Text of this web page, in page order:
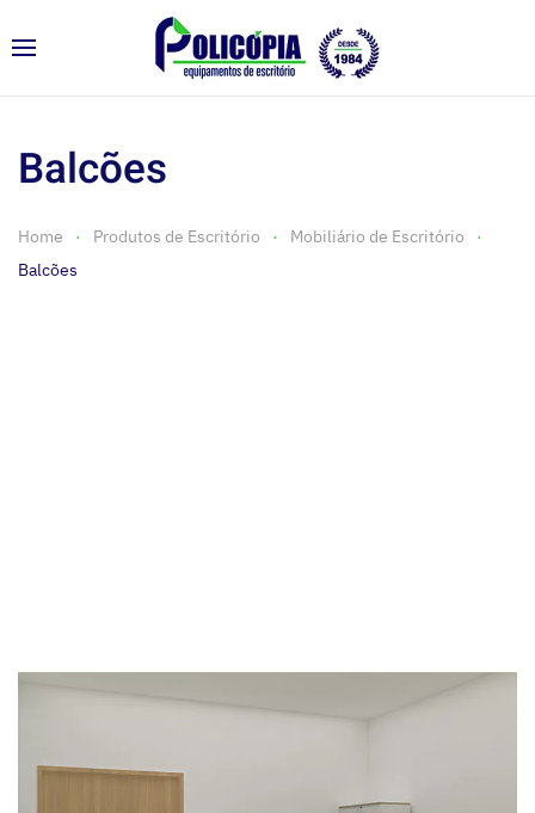
Balcões
Home Produtos de Escritório
Mobiliário de Escritório
Balcões